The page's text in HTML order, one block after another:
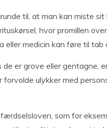
til, at man kan miste
hvor promillen
eller medicin kan føre til
er grove eller gentagne,
ulykker med
som for